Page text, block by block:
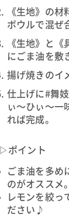
《生地》の
ボウルで混ぜ
《生地》と
にごま油を敷
揚げ焼きのイ
仕上げに#舞
ぃ～ひぃ～一
れば完成。
▷ポイント
ごま油を多め
のがオススメ。
レモンを絞
ださい♪